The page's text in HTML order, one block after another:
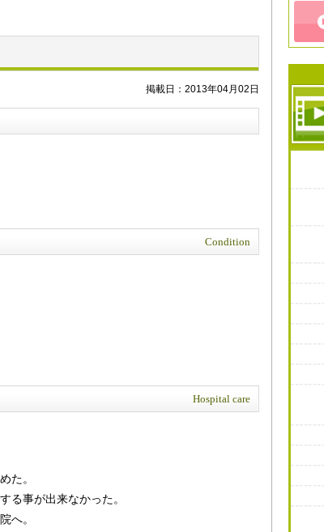
掲載日：2013年04月02日
Condition
Hospital care
た。
る事が出来なかった。
へ。